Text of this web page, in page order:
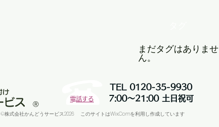
まだタグはありませ
ん。
​Ⓡ
​電話する
TEL 0120-35-9930
7:00～21:00 土日祝可
©株式会社かんどうサービス2026 このサイトはWix.Comを利用し作成しています